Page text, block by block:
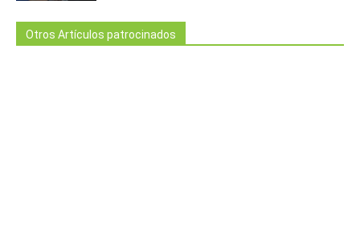
Otros Artículos patrocinados